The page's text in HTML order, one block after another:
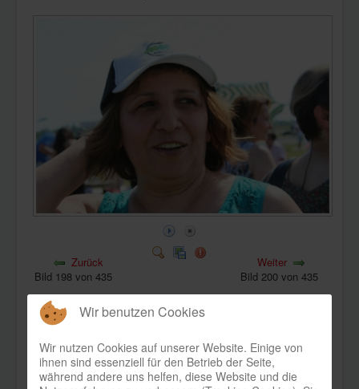
Zurück
Bild 198 von 435
Weiter
Bild 200 von 435
Bild-Informationen
Wir benutzen Cookies
Wir nutzen Cookies auf unserer Website. Einige von
ihnen sind essenziell für den Betrieb der Seite,
während andere uns helfen, diese Website und die